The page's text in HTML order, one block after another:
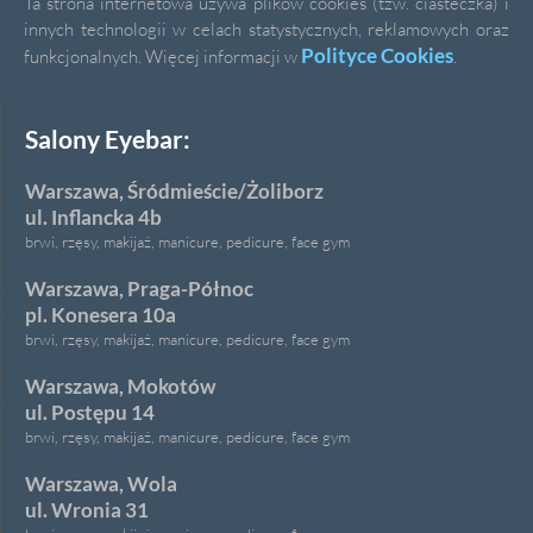
innych technologii w celach statystycznych, reklamowych oraz
funkcjonalnych. Więcej informacji w Polityce Cookies
Salony Eyebar:
Warszawa, Śródmieście/Żoliborz
ul. Inflancka 4b
brwi, rzęsy, makijaż, manicure, pedicure, face gym
Warszawa, Praga-Północ
pl. Konesera 10a
brwi, rzęsy, makijaż, manicure, pedicure, face gym
Warszawa, Mokotów
ul. Postępu 14
brwi, rzęsy, makijaż, manicure, pedicure, face gym
Warszawa, Wola
ul. Wronia 31